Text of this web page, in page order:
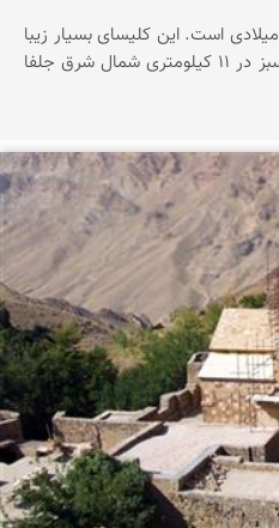
این كلیسا مربوط به قرن 10 تا 12 میلادی است. این كلیسای بسیار زیبا
ودیدنی در منطقه ای ییلاقی وسرسبز در 11 كیلومتری شمال شرق جلفا